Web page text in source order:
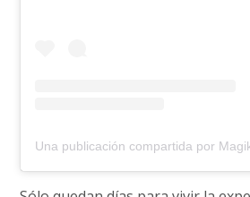
Una publicación compartida por